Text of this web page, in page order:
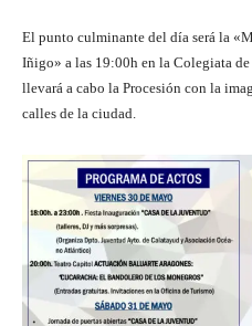
El punto culminante del día será la
Iñigo» a las 19:00h en la Colegiata
llevará a cabo la Procesión con la
calles de la ciudad.